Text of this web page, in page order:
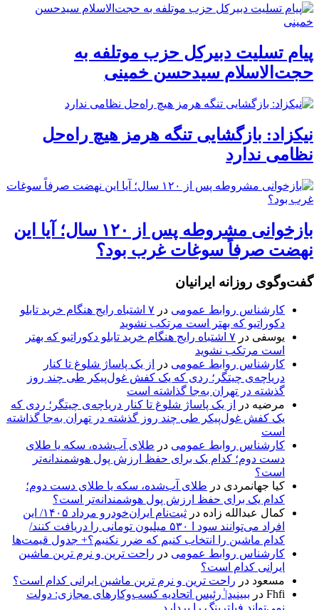
پیام تسلیت دبیرکل حزب موتلفه به
حجت‌الاسلام سیدحسن خمینی
نیکزاد: بازگشایی تنگه هرمز هیچ راه‌حل
نظامی ندارد
بازخوانی مشروطه پس از ۱۲۰ سال؛ آیا این
نهضت صرفاً سوغات غرب بود؟
گفت‌وگوی روزانه ایرانیان
کارشناس روابط عمومی در
۷ اشتباه رایج هنگام خرید تابلو
دکوراتیو که بهتر است مرتکب نشوید
یوسفی در
۷ اشتباه رایج هنگام خرید تابلو دکوراتیو که بهتر
است مرتکب نشوید
کارشناس روابط عمومی در
از یک پاساژ شلوغ تا کنار
دریاچه‌ی چیتگر؛ ردی که یک کفش غول‌پیکر طی چند روز
گذشته در تهران به‌جا گذاشته است
مرضیه در
از یک پاساژ شلوغ تا کنار دریاچه‌ی چیتگر؛ ردی که
یک کفش غول‌پیکر طی چند روز گذشته در تهران به‌جا گذاشته
است
کارشناس روابط عمومی در طلای آب‌شده، سکه یا طلای
دست دوم؛ کدام یک برای حفظ ارزش پول هوشمندانه‌تر
است؟
کیا جهانمردی در طلای آب‌شده، سکه یا طلای دست دوم؛
کدام یک برای حفظ ارزش پول هوشمندانه‌تر است؟
کمال عبدالله زاده در
ثبت‌نام ایران‌خودرو مرداد ۱۴۰۵/ این
افراد می‌توانند سود ا ۵۳۰ میلیون تومانی را دریافت کنند/
کدام ماشین را انتخاب کنیم که ضرر نکنیم؟+ جدول قیمت‌ها
کارشناس روابط عمومی در راحت ترین و نرم ترین ماشین
ایرانی کدام است؟
مسعود در راحت ترین و نرم ترین ماشین ایرانی کدام است؟
Fhfi در ببینید| ٰرئیس اتحادیه کسب‌وکارهای مجازی: دولت